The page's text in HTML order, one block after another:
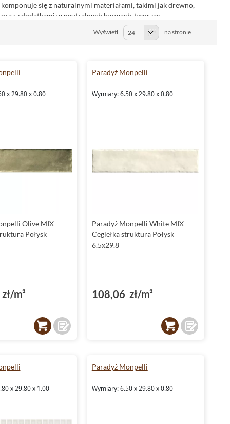
komponuje się z naturalnymi materiałami, takimi jak drewno,
oraz z dodatkami w neutralnych barwach, tworząc
Niezależnie od koncepcji, ten odcień beżu sprawi, że Twoje
odcieniu szarości wprowadzają do pomieszczenia
industrialny charakter, idealnie komponując się z
Szarość to niezwykle uniwersalny kolor, który daje
nieograniczone możliwości aranżacyjne. Możesz wykorzystać
płytki Monpelli Ash na dużych powierzchniach, takich jak
minimalizm
esencję minimalizmu i świeżości. Biel nigdy nie wychodzi z
mody, a te płytki pozwolą Ci stworzyć wnętrza, które są jasne,
gra kluczową rolę, a czysta, biała powierzchnia wspaniale je
Dzięki swojej prostocie,
Wyświetl na stronie
x 29.80 x 0.80
Olive MIX
Połysk
m²
Paradyż Monpelli
Wymiary: 6.50 x 29.80 x 0.80
Paradyż Monpelli White MIX
Cegiełka struktura Połysk
6.5x29.8
108,06 zł/m²
x 29.80 x 1.00
Paradyż Monpelli
Wymiary: 6.50 x 29.80 x 0.80